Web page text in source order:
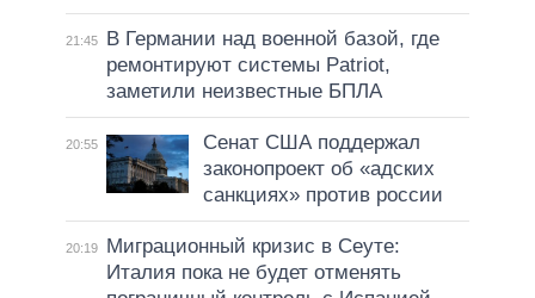
21:45
В Германии над военной базой, где
ремонтируют системы Patriot,
заметили неизвестные БПЛА
20:55
Сенат США поддержал
законопроект об «адских
санкциях» против россии
20:19
Миграционный кризис в Сеуте:
Италия пока не будет отменять